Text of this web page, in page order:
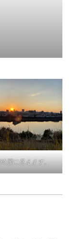
麗に見えます。